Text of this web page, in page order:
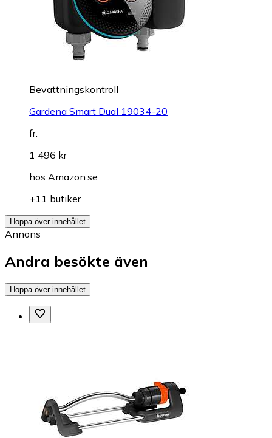
Bevattningskontroll
Gardena Smart Dual 19034-20
fr.
1 496 kr
hos Amazon.se
+11 butiker
Hoppa över innehållet
Annons
Andra besökte även
Hoppa över innehållet